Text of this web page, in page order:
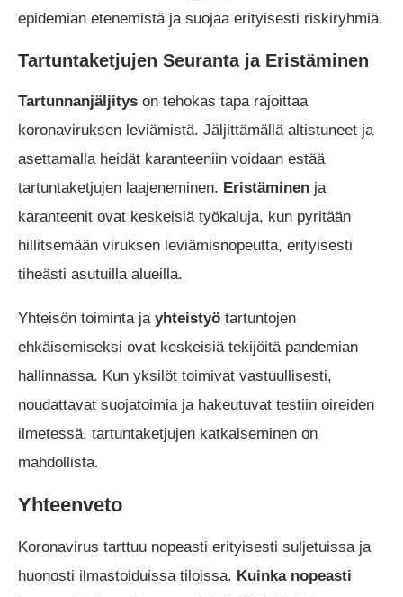
epidemian etenemistä ja suojaa erityisesti riskiryhmiä.
Tartuntaketjujen Seuranta ja Eristäminen
Tartunnanjäljitys on tehokas tapa rajoittaa
koronaviruksen leviämistä. Jäljittämällä altistuneet ja
asettamalla heidät karanteeniin voidaan estää
tartuntaketjujen laajeneminen. Eristäminen ja
karanteenit ovat keskeisiä työkaluja, kun pyritään
hillitsemään viruksen leviämisnopeutta, erityisesti
tiheästi asutuilla alueilla.
Yhteisön toiminta ja yhteistyö tartuntojen
ehkäisemiseksi ovat keskeisiä tekijöitä pandemian
hallinnassa. Kun yksilöt toimivat vastuullisesti,
noudattavat suojatoimia ja hakeutuvat testiin oireiden
ilmetessä, tartuntaketjujen katkaiseminen on
mahdollista.
Yhteenveto
Koronavirus tarttuu nopeasti erityisesti suljetuissa ja
huonosti ilmastoiduissa tiloissa. Kuinka nopeasti